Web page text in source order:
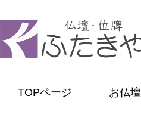
TOPページ お仏壇